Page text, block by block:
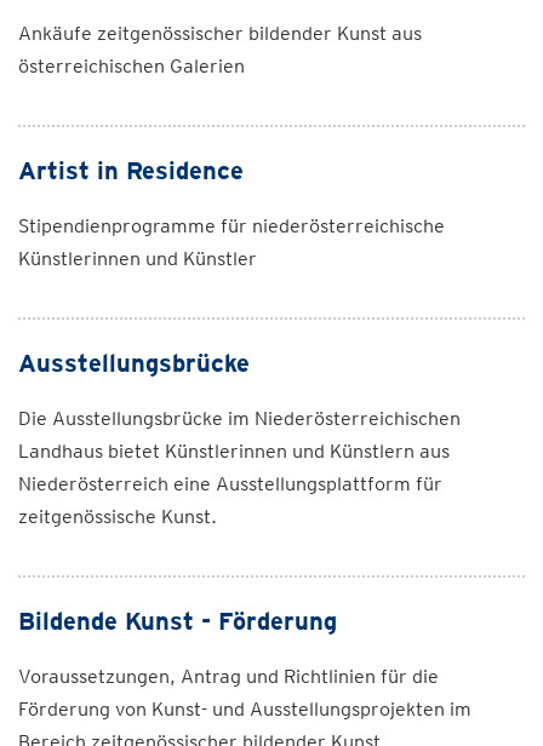
Ankäufe zeitgenössischer bildender Kunst aus
österreichischen Galerien
Artist in Residence
Stipendienprogramme für niederösterreichische
Künstlerinnen und Künstler
Ausstellungsbrücke
Die Ausstellungsbrücke im Niederösterreichischen
Landhaus bietet Künstlerinnen und Künstlern aus
Niederösterreich eine Ausstellungsplattform für
zeitgenössische Kunst.
Bildende Kunst - Förderung
Voraussetzungen, Antrag und Richtlinien für die
Förderung von Kunst- und Ausstellungsprojekten im